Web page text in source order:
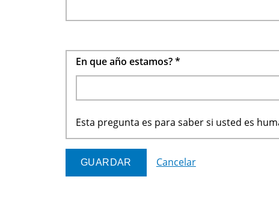
En que año estamos?*
Esta pregunta es para saber si usted es
Cancelar